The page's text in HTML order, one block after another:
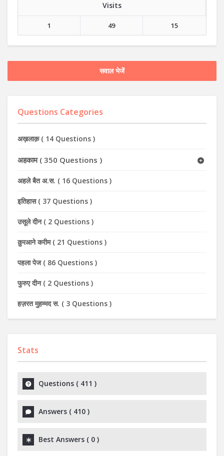
Visits
1 49 15
सवाल भेजें
Questions Categories
अख़लाक़( 14 Questions )
अहकाम ( 350 Questions )
अहले बैत अ.स. ( 16 Questions )
इतिहास ( 37 Questions )
उसूले दीन ( 2 Questions )
क़ुरआने करीम ( 21 Questions )
पहला पेज ( 86 Questions )
फुरुए दीन ( 2 Questions )
हज़रत मुहम्मद स. ( 3 Questions )
Stats
Questions ( 411 )
Answers ( 410 )
Best Answers ( 0 )